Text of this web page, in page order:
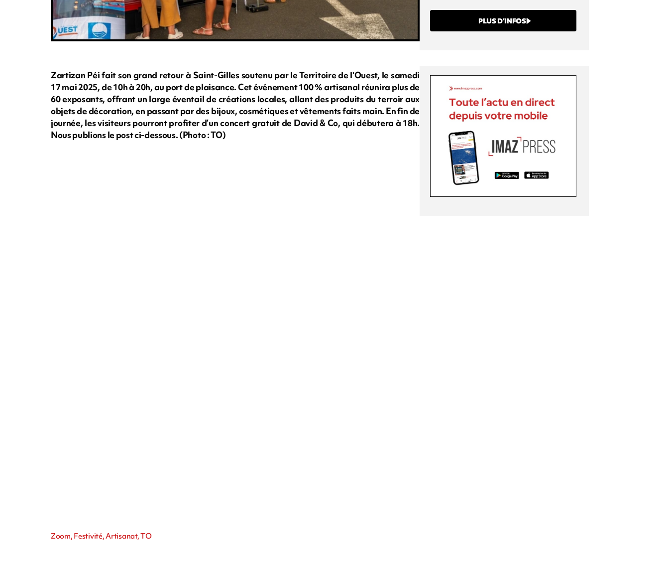
Zartizan Péi fait son grand retour à Saint-Gilles soutenu par le Territoire de l'Ouest, le samedi
17 mai 2025, de 10h à 20h, au port de plaisance. Cet événement 100 % artisanal réunira plus de
60 exposants, offrant un large éventail de créations locales, allant des produits du terroir aux
objets de décoration, en passant par des bijoux, cosmétiques et vêtements faits main. En fin de
journée, les visiteurs pourront profiter d’un concert gratuit de David & Co, qui débutera à 18h.
Nous publions le post ci-dessous. (Photo : TO)
Zoom, Festivité, Artisanat, TO
PLUS D’INFOS